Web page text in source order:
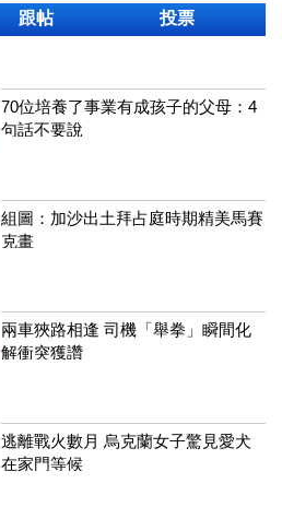
跟帖 投票
70位培養了事業有成孩子的父母：4
句話不要說
組圖：加沙出土拜占庭時期精美馬賽
克畫
兩車狹路相逢 司機「舉拳」瞬間化
解衝突獲讚
逃離戰火數月 烏克蘭女子驚見愛犬
在家門等候